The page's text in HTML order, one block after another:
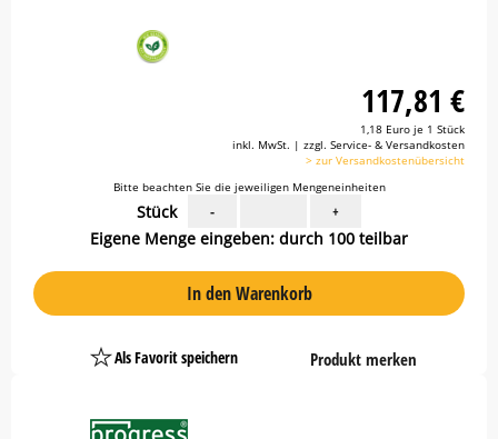
117,81 €
1,18 Euro je 1 Stück
inkl. MwSt. | zzgl. Service- & Versandkosten
> zur Versandkostenübersicht
Bitte beachten Sie die jeweiligen Mengeneinheiten
Stück - +
Eigene Menge eingeben: durch 100 teilbar
In den Warenkorb
Als Favorit speichern
PlatzhalterProdukt merken